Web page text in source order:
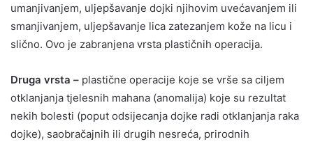
umanjivanjem, uljepšavanje dojki njihovim uvećavanjem ili
smanjivanjem, uljepšavanje lica zatezanjem kože na licu i
slično. Ovo je zabranjena vrsta plastičnih operacija.
Druga vrsta – plastične operacije koje se vrše sa ciljem
otklanjanja tjelesnih mahana (anomalija) koje su rezultat
nekih bolesti (poput odsijecanja dojke radi otklanjanja raka
dojke), saobračajnih ili drugih nesreća, prirodnih